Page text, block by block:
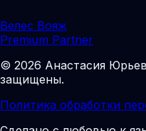
Велес Вояж
Premium Partner
© 2026 Анастасия
защищены.
Политика обработки